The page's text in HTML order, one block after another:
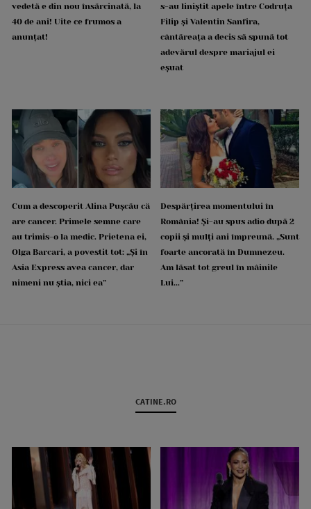
vedetă e din nou însărcinată, la
40 de ani! Uite ce frumos a
anunțat!
s-au liniștit apele între Codruța
Filip și Valentin Sanfira,
cântăreața a decis să spună tot
adevărul despre mariajul ei
eșuat
Cum a descoperit Alina Pușcău că
are cancer. Primele semne care
au trimis-o la medic. Prietena ei,
Olga Barcari, a povestit tot: „Și în
Asia Express avea cancer, dar
nimeni nu știa, nici ea”
Despărțirea momentului în
România! Și-au spus adio după 2
copii și mulți ani împreună. „Sunt
foarte ancorată în Dumnezeu.
Am lăsat tot greul în mâinile
Lui...”
CATINE.RO